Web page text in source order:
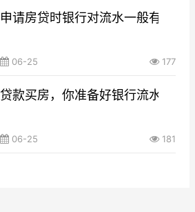
申请房贷时银行对流水一般有什么
06-25 177
贷款买房，你准备好银行流水了吗
06-25 181